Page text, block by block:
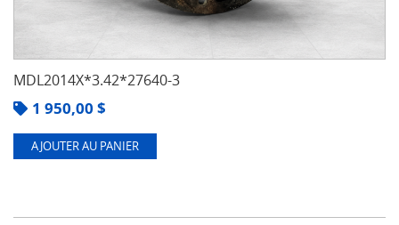
MDL2014X*3.42*27640-3
1 950,00 $
AJOUTER AU PANIER